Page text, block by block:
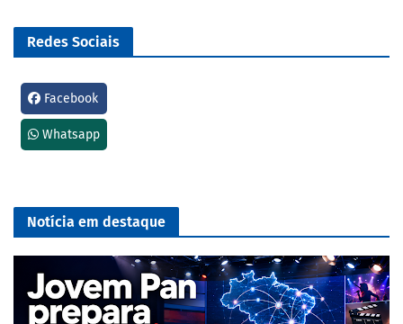
Redes Sociais
Facebook
Whatsapp
Notícia em destaque